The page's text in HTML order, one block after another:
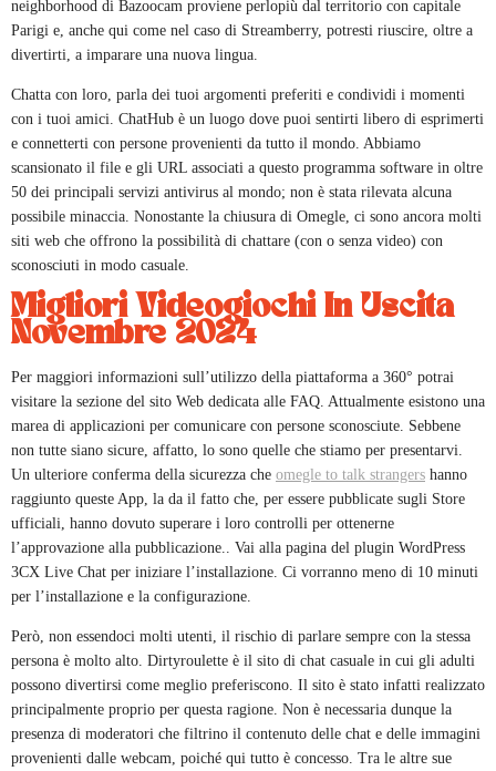
neighborhood di Bazoocam proviene perlopiù dal territorio con capitale
Parigi e, anche qui come nel caso di Streamberry, potresti riuscire, oltre a
divertirti, a imparare una nuova lingua.
Chatta con loro, parla dei tuoi argomenti preferiti e condividi i momenti
con i tuoi amici. ChatHub è un luogo dove puoi sentirti libero di esprimerti
e connetterti con persone provenienti da tutto il mondo. Abbiamo
scansionato il file e gli URL associati a questo programma software in oltre
50 dei principali servizi antivirus al mondo; non è stata rilevata alcuna
possibile minaccia. Nonostante la chiusura di Omegle, ci sono ancora molti
siti web che offrono la possibilità di chattare (con o senza video) con
sconosciuti in modo casuale.
Migliori Videogiochi In Uscita
Novembre 2024
Per maggiori informazioni sull’utilizzo della piattaforma a 360° potrai
visitare la sezione del sito Web dedicata alle FAQ. Attualmente esistono una
marea di applicazioni per comunicare con persone sconosciute. Sebbene
non tutte siano sicure, affatto, lo sono quelle che stiamo per presentarvi.
Un ulteriore conferma della sicurezza che omegle to talk strangers hanno
raggiunto queste App, la da il fatto che, per essere pubblicate sugli Store
ufficiali, hanno dovuto superare i loro controlli per ottenerne
l’approvazione alla pubblicazione.. Vai alla pagina del plugin WordPress
3CX Live Chat per iniziare l’installazione. Ci vorranno meno di 10 minuti
per l’installazione e la configurazione.
Però, non essendoci molti utenti, il rischio di parlare sempre con la stessa
persona è molto alto. Dirtyroulette è il sito di chat casuale in cui gli adulti
possono divertirsi come meglio preferiscono. Il sito è stato infatti realizzato
principalmente proprio per questa ragione. Non è necessaria dunque la
presenza di moderatori che filtrino il contenuto delle chat e delle immagini
provenienti dalle webcam, poiché qui tutto è concesso. Tra le altre sue